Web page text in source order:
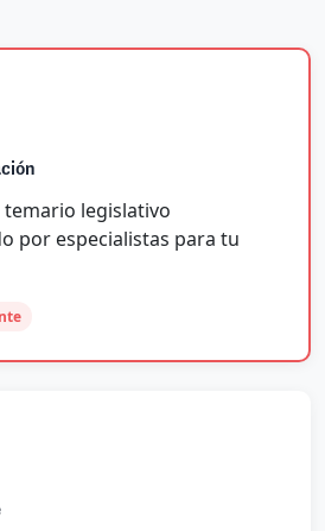
legislativo
por especialistas para tu